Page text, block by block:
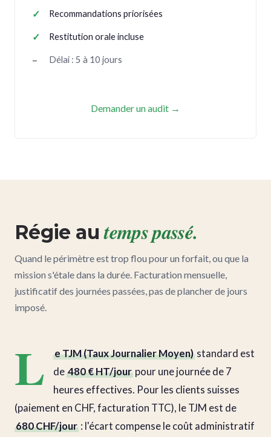
Recommandations priorisées
Restitution orale incluse
Délai : 5 à 10 jours
Demander un audit →
Régie autemps passé.
Quand le périmètre est trop flou pour un forfait, ou que la
mission s'étale dans la durée. Facturation mensuelle,
justificatif des journées passées, pas de plancher de jours
imposé.
L e TJM (Taux Journalier Moyen) standard est
de 480 € HT/jour pour une journée de 7
heures effectives. Pour les clients suisses
(paiement en CHF, facturation TTC), le TJM est de
680 CHF/jour : l'écart compense le coût administratif